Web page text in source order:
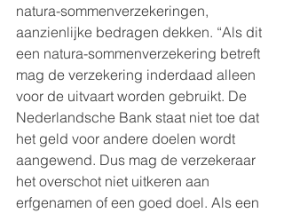
natura-sommenverzekeringen,
aanzienlijke bedragen dekken. “Als dit
een natura-sommenverzekering betreft
mag de verzekering inderdaad alleen
voor de uitvaart worden gebruikt. De
Nederlandsche Bank staat niet toe dat
het geld voor andere doelen wordt
aangewend. Dus mag de verzekeraar
het overschot niet uitkeren aan
erfgenamen of een goed doel. Als een